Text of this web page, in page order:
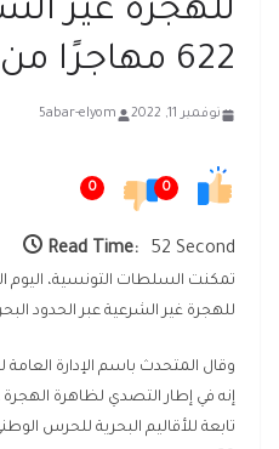
للهجرة غير
622 مهاجرًا من الغرق
نوفمبر 11, 2022 5abar-elyom
0
0
Read Time: 52 Second
للهجرة غير الشرعية عبر الحدود البحرية وإنقاذ 622
وقال المتحدث باسم الإدارة
إنه في إطار التصدي لظاهرة
تابعة للأقاليم البحرية للحرس